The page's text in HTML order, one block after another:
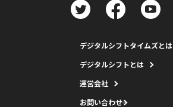
デジタルシフトタイムズとは
デジタルシフトとは
運営会社
お問い合わせ